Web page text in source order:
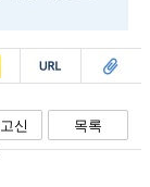
복사 스크랩
신
목록